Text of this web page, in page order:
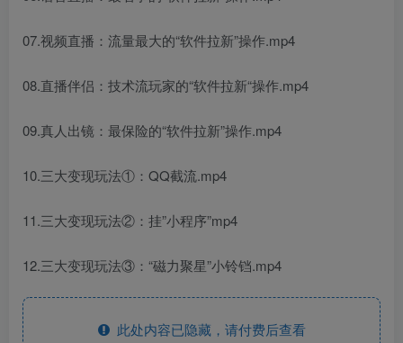
07.视频直播：流量最大的“软件拉新”操作.mp4
08.直播伴侣：技术流玩家的“软件拉新“操作.mp4
09.真人出镜：最保险的“软件拉新”操作.mp4
10.三大变现玩法①：QQ截流.mp4
11.三大变现玩法②：挂”小程序”mp4
12.三大变现玩法③：“磁力聚星”小铃铛.mp4
此处内容已隐藏，请付费后查看